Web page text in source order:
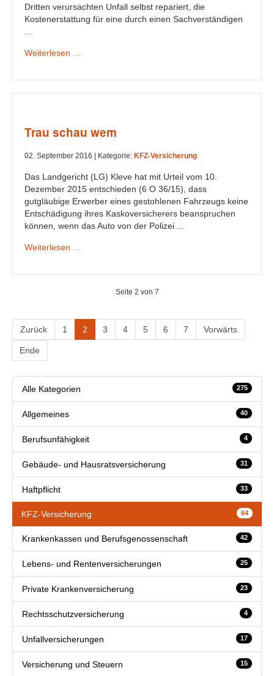
Dritten verursachten Unfall selbst repariert, die
Kostenerstattung für eine durch einen Sachverständigen
Weiterlesen …
Trau schau wem
02. September 2016 | Kategorie: KFZ-Versicherung
Das Landgericht (LG) Kleve hat mit Urteil vom 10.
Dezember 2015 entschieden (6 O 36/15), dass
gutgläubige Erwerber eines gestohlenen Fahrzeugs keine
Entschädigung ihres Kaskoversicherers beanspruchen
können, wenn das Auto von der Polizei ...
Weiterlesen …
Seite 2 von 7
Zurück 1 2 3 4 5 6 7 Vorwärts
Ende
Alle Kategorien 275
Allgemeines 40
Berufsunfähigkeit 4
Gebäude- und Hausratsversicherung 31
Haftpflicht 33
KFZ-Versicherung 64
Krankenkassen und Berufsgenossenschaft 42
Lebens- und Rentenversicherungen 25
Private Krankenversicherung 23
Rechtsschutzversicherung 4
Unfallversicherungen 17
Versicherung und Steuern 15